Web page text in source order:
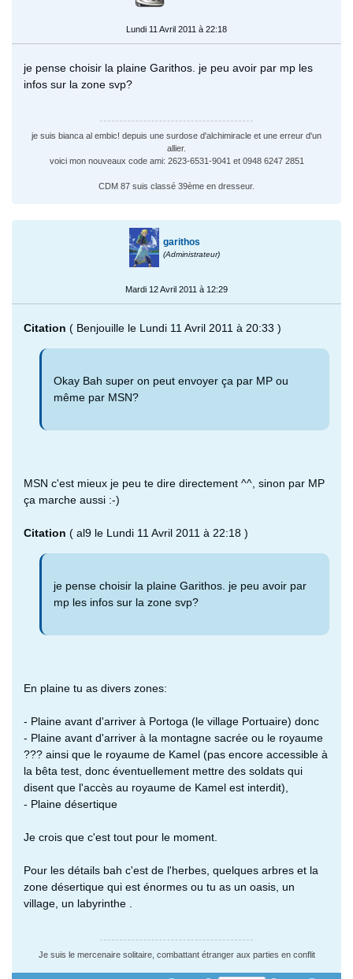
Lundi 11 Avril 2011 à 22:18
je pense choisir la plaine Garithos. je peu avoir par mp les
infos sur la zone svp?
je suis bianca al embic! depuis une surdose d'alchimiracle et une erreur d'un
allier.
voici mon nouveaux code ami: 2623-6531-9041 et 0948 6247 2851
CDM 87 suis classé 39ème en dresseur.
garithos
(Administrateur)
Mardi 12 Avril 2011 à 12:29
Citation ( Benjouille le Lundi 11 Avril 2011 à 20:33 )
Okay Bah super on peut envoyer ça par MP ou
même par MSN?
MSN c'est mieux je peu te dire directement ^^, sinon par MP
ça marche aussi :-)
Citation ( al9 le Lundi 11 Avril 2011 à 22:18 )
je pense choisir la plaine Garithos. je peu avoir par
mp les infos sur la zone svp?
En plaine tu as divers zones:
- Plaine avant d'arriver à Portoga (le village Portuaire) donc
- Plaine avant d'arriver à la montagne sacrée ou le royaume
??? ainsi que le royaume de Kamel (pas encore accessible à
la bêta test, donc éventuellement mettre des soldats qui
disent que l'accès au royaume de Kamel est interdit),
- Plaine désertique
Je crois que c'est tout pour le moment.
Pour les détails bah c'est de l'herbes, quelques arbres et la
zone désertique qui est énormes ou tu as un oasis, un
village, un labyrinthe .
Je suis le mercenaire solitaire, combattant étranger aux parties en conflit